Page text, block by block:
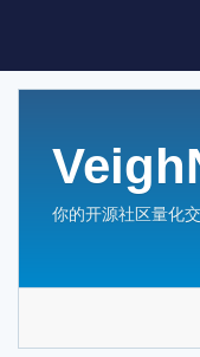
你的开源社区量化